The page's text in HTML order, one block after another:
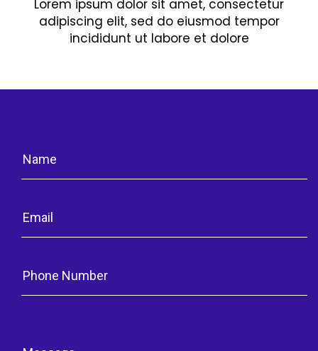
Lorem ipsum dolor sit amet, consectetur
adipiscing elit, sed do eiusmod tempor
incididunt ut labore et dolore